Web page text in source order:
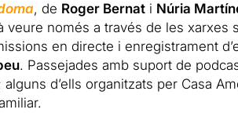
, de Roger Bernat i Núria
veure només a través de les xarxes
en directe i enregistrament
. Passejades amb suport de
alguns d’ells organitzats per Casa